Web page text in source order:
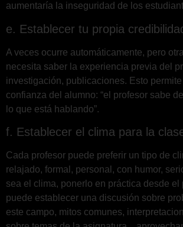
aumentaría la inseguridad de los
e. Establecer tu propia
A veces ocurre automáticamente, pero
necesita saber la experiencia previa del
investigación, publicaciones. Esto
confianza del alumno: “el profesor sabe de
lo que está hablando”.
f. Establecer el clima para la
Cada profesor puede preferir un tipo de
relajado, formal, personal, con humor,
sea el clima, ponerlo en práctica desde el
puede establecer una discusión sobre
este campo, mitos comunes,